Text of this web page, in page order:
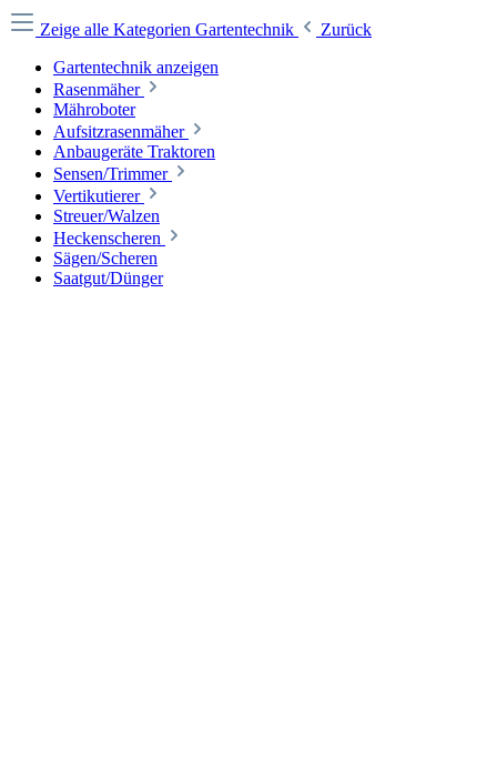
Zeige alle Kategorien Gartentechnik
Zurück
Gartentechnik anzeigen
Rasenmäher
Mähroboter
Aufsitzrasenmäher
Anbaugeräte Traktoren
Sensen/Trimmer
Vertikutierer
Streuer/Walzen
Heckenscheren
Sägen/Scheren
Saatgut/Dünger